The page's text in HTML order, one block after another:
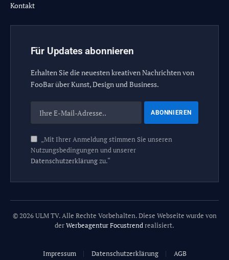
Kontakt
Für Updates abonnieren
Erhalten Sie die neuesten kreativen Nachrichten von
FooBar über Kunst, Design und Business.
„Mit Ihrer Anmeldung stimmen Sie unseren
Nutzungsbedingungen und unserer
Datenschutzerklärungzu.“
© 2026 ULM TV. Alle Rechte Vorbehalten. Diese Webseite wurde von
derWerbeagentur Focustrendrealisiert.
Impressum Datenschutzerklärung AGB